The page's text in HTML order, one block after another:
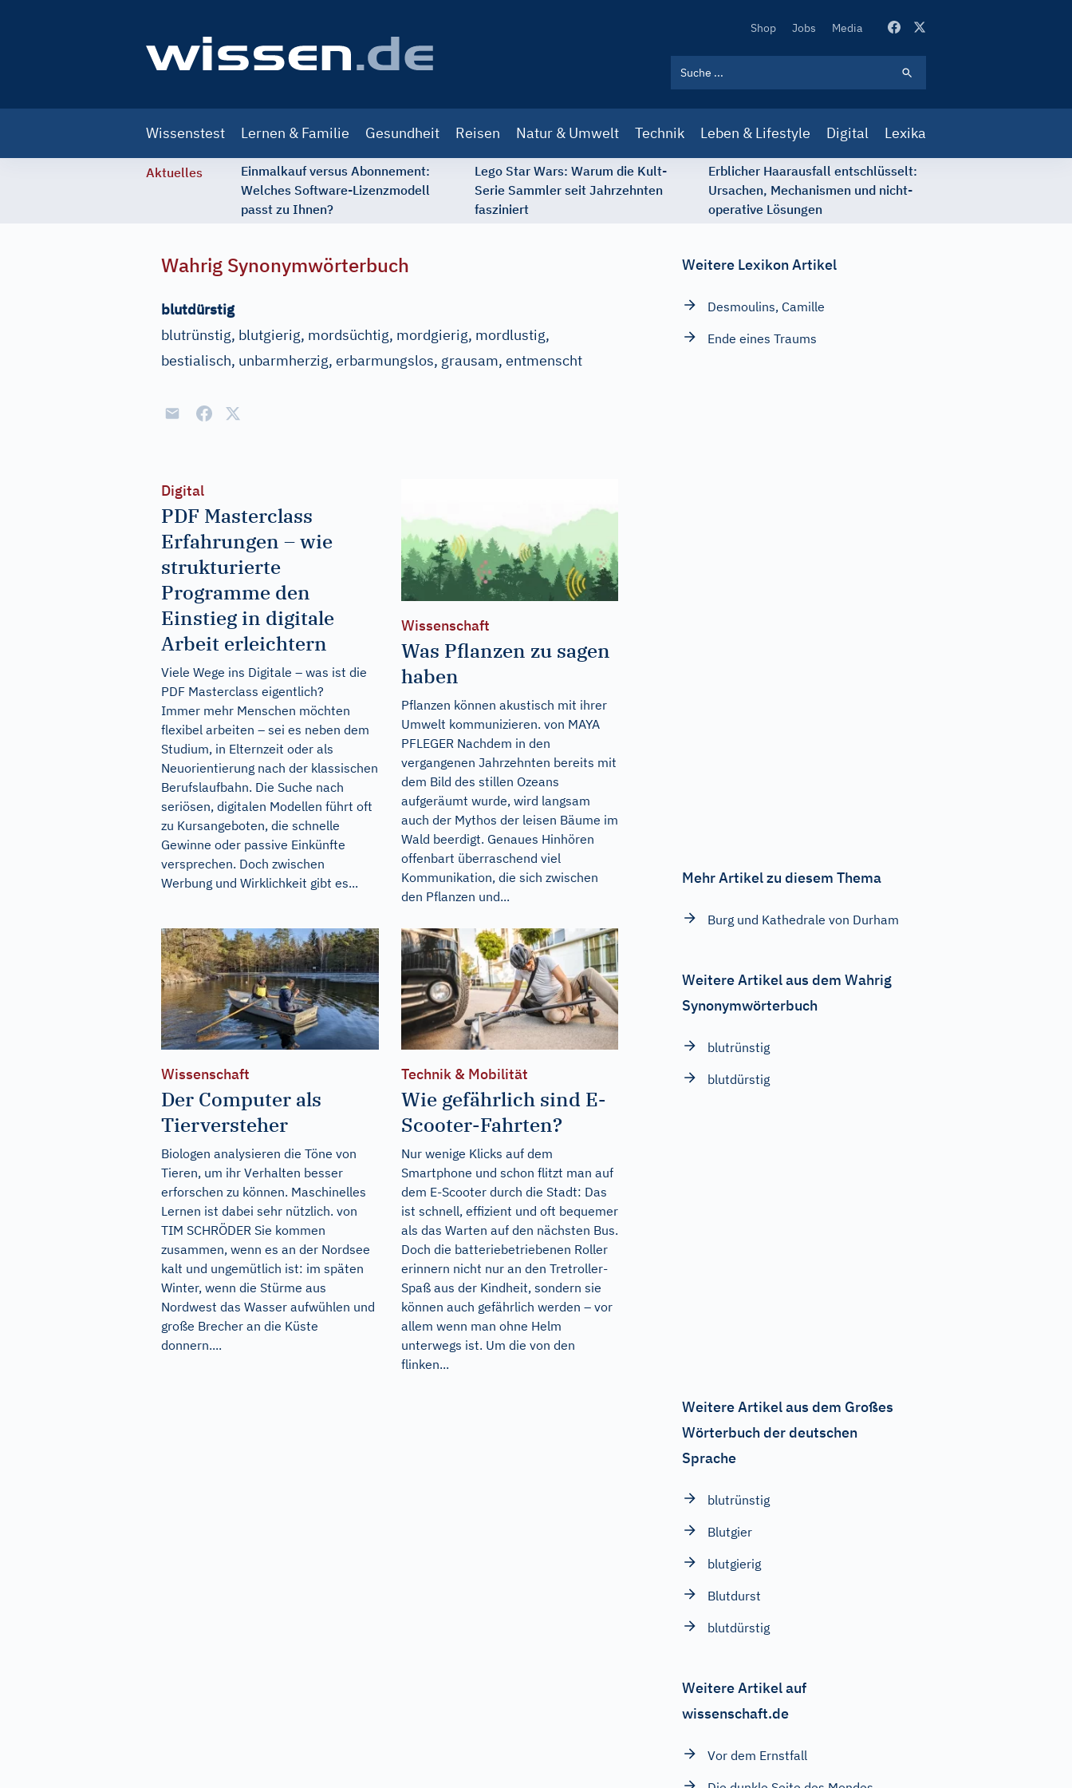
Secondary
Shop Jobs Media
navigation
Wissenstest Lernen & Familie Gesundheit Reisen Natur & Umwelt Technik Leben & Lifestyle Digital Lexika
Aktuelles
Einmalkauf versus Abonnement:
Welches Software-Lizenzmodell
passt zu Ihnen?
Lego Star Wars: Warum die Kult-
Serie Sammler seit Jahrzehnten
fasziniert
Erblicher Haarausfall entschlüsselt:
Ursachen, Mechanismen und nicht-
operative Lösungen
Wahrig Synonymwörterbuch
blutdürstig
blutrünstig, blutgierig, mordsüchtig, mordgierig, mordlustig,
bestialisch, unbarmherzig, erbarmungslos, grausam, entmenscht
Digital
PDF Masterclass
Erfahrungen – wie
strukturierte
Programme den
Einstieg in digitale
Arbeit erleichtern
Viele Wege ins Digitale – was ist die
PDF Masterclass eigentlich?
Immer mehr Menschen möchten
flexibel arbeiten – sei es neben dem
Studium, in Elternzeit oder als
Neuorientierung nach der klassischen
Berufslaufbahn. Die Suche nach
seriösen, digitalen Modellen führt oft
zu Kursangeboten, die schnelle
Gewinne oder passive Einkünfte
versprechen. Doch zwischen
Werbung und Wirklichkeit gibt es...
Wissenschaft
Was Pflanzen zu sagen
haben
Pflanzen können akustisch mit ihrer
Umwelt kommunizieren. von MAYA
PFLEGER Nachdem in den
vergangenen Jahrzehnten bereits mit
dem Bild des stillen Ozeans
aufgeräumt wurde, wird langsam
auch der Mythos der leisen Bäume im
Wald beerdigt. Genaues Hinhören
offenbart überraschend viel
Kommunikation, die sich zwischen
den Pflanzen und...
Wissenschaft
Der Computer als
Tierversteher
Biologen analysieren die Töne von
Tieren, um ihr Verhalten besser
erforschen zu können. Maschinelles
Lernen ist dabei sehr nützlich. von
TIM SCHRÖDER Sie kommen
zusammen, wenn es an der Nordsee
kalt und ungemütlich ist: im späten
Winter, wenn die Stürme aus
Nordwest das Wasser aufwühlen und
große Brecher an die Küste
donnern....
Technik & Mobilität
Wie gefährlich sind E-
Scooter-Fahrten?
Nur wenige Klicks auf dem
Smartphone und schon flitzt man auf
dem E-Scooter durch die Stadt: Das
ist schnell, effizient und oft bequemer
als das Warten auf den nächsten Bus.
Doch die batteriebetriebenen Roller
erinnern nicht nur an den Tretroller-
Spaß aus der Kindheit, sondern sie
können auch gefährlich werden – vor
allem wenn man ohne Helm
unterwegs ist. Um die von den
flinken...
Weitere Lexikon Artikel
Desmoulins, Camille
Ende eines Traums
Mehr Artikel zu diesem Thema
Burg und Kathedrale von Durham
Weitere Artikel aus dem Wahrig
Synonymwörterbuch
blutrünstig
blutdürstig
Weitere Artikel aus dem Großes
Wörterbuch der deutschen
Sprache
blutrünstig
Blutgier
blutgierig
Blutdurst
blutdürstig
Weitere Artikel auf
wissenschaft.de
Vor dem Ernstfall